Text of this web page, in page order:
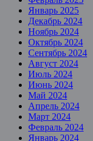
Январь 2025
Декабрь 2024
Ноябрь 2024
Октябрь 2024
Сентябрь 2024
Август 2024
Июль 2024
Июнь 2024
Май 2024
Апрель 2024
Март 2024
Февраль 2024
Январь 2024